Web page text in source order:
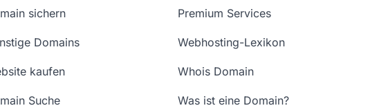
sichern
Domains
kaufen
Suche
Premium Services
Webhosting-Lexikon
Whois Domain
Was ist eine Domain?